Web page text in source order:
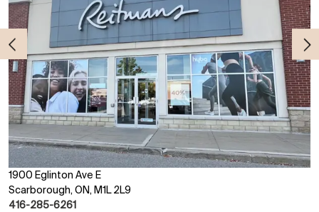
1900 Eglinton Ave E
Scarborough, ON, M1L 2L9
416-285-6261